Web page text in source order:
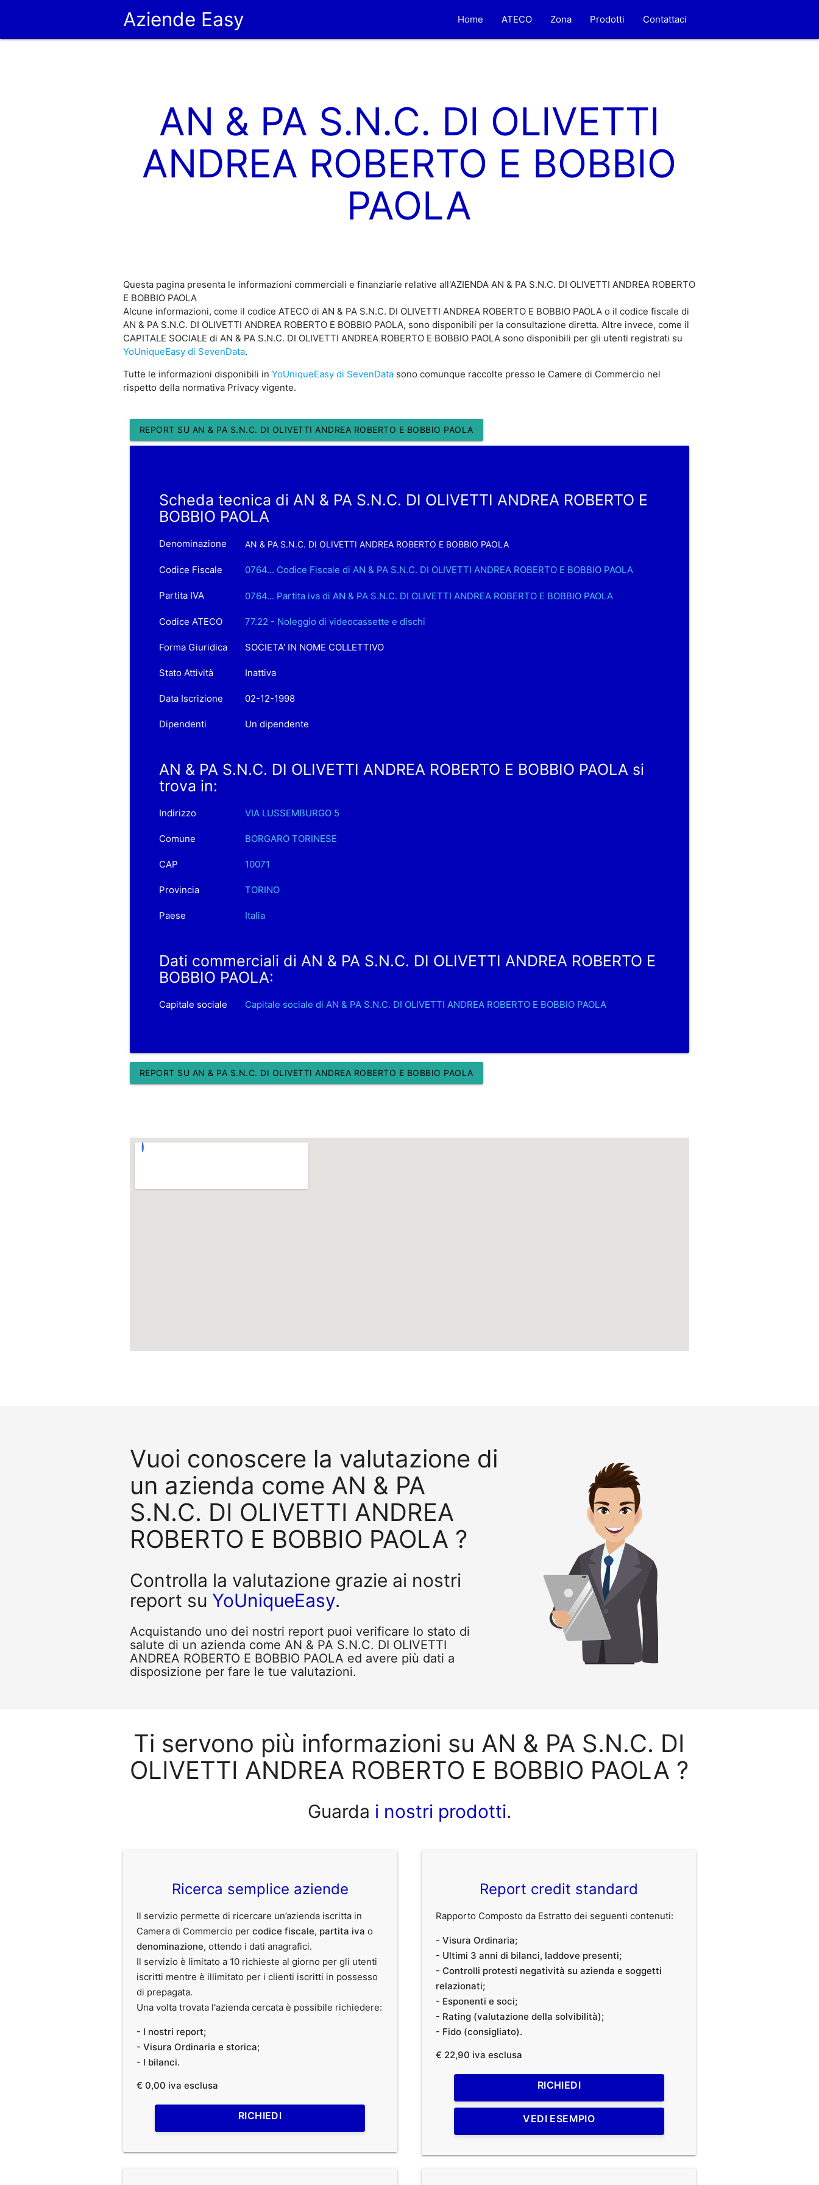
Aziende Easy Home ATECO Zona Prodotti Contattaci
AN & PA S.N.C. DI OLIVETTI
ANDREA ROBERTO E BOBBIO
PAOLA
Questa pagina presenta le informazioni commerciali e finanziarie relative all'AZIENDA AN & PA S.N.C. DI OLIVETTI ANDREA ROBERTO
E BOBBIO PAOLA
Alcune informazioni, come il codice ATECO di AN & PA S.N.C. DI OLIVETTI ANDREA ROBERTO E BOBBIO PAOLA o il codice fiscale di
AN & PA S.N.C. DI OLIVETTI ANDREA ROBERTO E BOBBIO PAOLA, sono disponibili per la consultazione diretta. Altre invece, come il
CAPITALE SOCIALE di AN & PA S.N.C. DI OLIVETTI ANDREA ROBERTO E BOBBIO PAOLA sono disponibili per gli utenti registrati su
YoUniqueEasy di SevenData.
Tutte le informazioni disponibili in YoUniqueEasy di SevenDatasono comunque raccolte presso le Camere di Commercio nel
rispetto della normativa Privacy vigente.
REPORT SU AN & PA S.N.C. DI OLIVETTI ANDREA ROBERTO E BOBBIO PAOLA
Scheda tecnica di AN & PA S.N.C. DI OLIVETTI ANDREA ROBERTO E
BOBBIO PAOLA
Denominazione AN & PA S.N.C. DI OLIVETTI ANDREA ROBERTO E BOBBIO PAOLA
Codice Fiscale 0764... Codice Fiscale di AN & PA S.N.C. DI OLIVETTI ANDREA ROBERTO E BOBBIO PAOLA
Partita IVA 0764... Partita iva di AN & PA S.N.C. DI OLIVETTI ANDREA ROBERTO E BOBBIO PAOLA
Codice ATECO 77.22 - Noleggio di videocassette e dischi
Forma Giuridica SOCIETA' IN NOME COLLETTIVO
Stato Attività Inattiva
Data Iscrizione 02-12-1998
Dipendenti Un dipendente
AN & PA S.N.C. DI OLIVETTI ANDREA ROBERTO E BOBBIO PAOLA si
trova in:
Indirizzo VIA LUSSEMBURGO 5
Comune BORGARO TORINESE
CAP 10071
Provincia TORINO
Paese Italia
Dati commerciali di AN & PA S.N.C. DI OLIVETTI ANDREA ROBERTO E
BOBBIO PAOLA:
Capitale sociale Capitale sociale di AN & PA S.N.C. DI OLIVETTI ANDREA ROBERTO E BOBBIO PAOLA
REPORT SU AN & PA S.N.C. DI OLIVETTI ANDREA ROBERTO E BOBBIO PAOLA
Vuoi conoscere la valutazione di
un azienda come AN & PA
S.N.C. DI OLIVETTI ANDREA
ROBERTO E BOBBIO PAOLA ?
Controlla la valutazione grazie ai nostri
report su YoUniqueEasy.
Acquistando uno dei nostri report puoi verificare lo stato di
salute di un azienda come AN & PA S.N.C. DI OLIVETTI
ANDREA ROBERTO E BOBBIO PAOLA ed avere più dati a
disposizione per fare le tue valutazioni.
Ti servono più informazioni su AN & PA S.N.C. DI
OLIVETTI ANDREA ROBERTO E BOBBIO PAOLA ?
Guarda i nostri prodotti.
Ricerca semplice aziende
Il servizio permette di ricercare un’azienda iscritta in
Camera di Commercio percodice fiscale, partita iva o
denominazione, ottendo i dati anagrafici.
Il servizio è limitato a 10 richieste al giorno per gli utenti
iscritti mentre è illimitato per i clienti iscritti in possesso
di prepagata.
Una volta trovata l'azienda cercata è possibile richiedere:
- I nostri report;
- Visura Ordinaria e storica;
- I bilanci.
€ 0,00 iva esclusa
RICHIEDI
Report credit standard
Rapporto Composto da Estratto dei seguenti contenuti:
- Visura Ordinaria;
- Ultimi 3 anni di bilanci, laddove presenti;
- Controlli protesti negatività su azienda e soggetti
relazionati;
- Esponenti e soci;
- Rating (valutazione della solvibilità);
- Fido (consigliato).
€ 22,90 iva esclusa
RICHIEDI
VEDI ESEMPIO